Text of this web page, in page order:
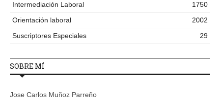
Intermediación Laboral
1750
Orientación laboral
2002
Suscriptores Especiales
29
SOBRE MÍ
Jose Carlos Muñoz Parreño